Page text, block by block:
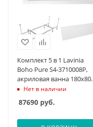
Комплект 5 в 1 Lavinia
Boho Pure S4-3710008P,
акриловая ванна 180x80
см, усиленный
монтажным набором,
Нет в наличии
87690 руб.